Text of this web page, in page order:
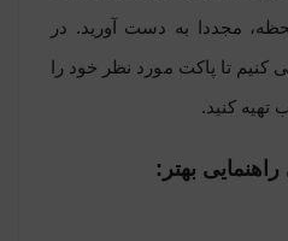
مجددا به دست آورید. در
کنیم تا پاکت مورد نظر خود را
تهیه کنید.
بهتر: